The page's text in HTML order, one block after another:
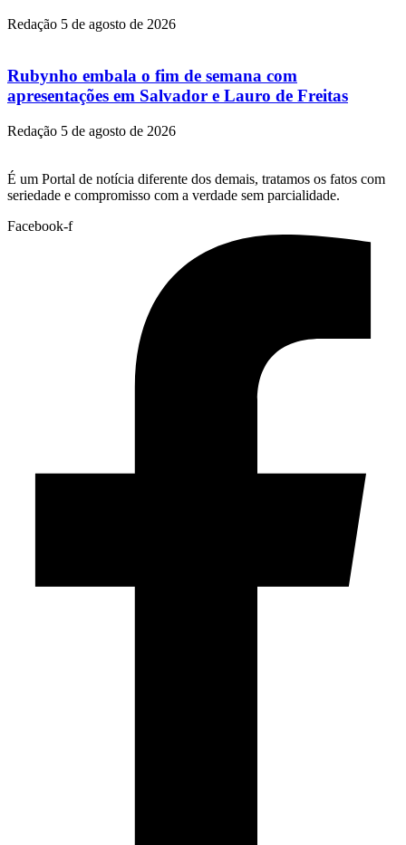
Redação 5 de agosto de 2026
Rubynho embala o fim de semana com
apresentações em Salvador e Lauro de Freitas
Redação 5 de agosto de 2026
É um Portal de notícia diferente dos demais, tratamos os fatos com
seriedade e compromisso com a verdade sem parcialidade.
Facebook-f